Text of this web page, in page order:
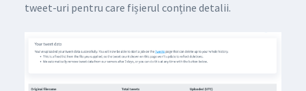
tweet-uri pentru care fișierul conține detalii.